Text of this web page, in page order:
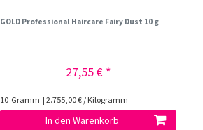
GOLD Professional Haircare Fairy Dust 10 g
27,55 € *
10 Gramm | 2.755,00 € / Kilogramm
In den Warenkorb